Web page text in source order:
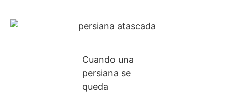
Cuando una
persiana se
queda